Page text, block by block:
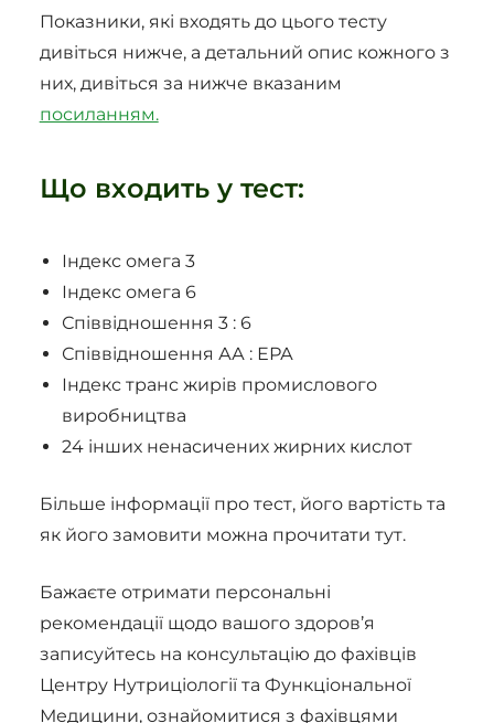
Показники, які входять до цього тесту
дивіться нижче, а детальний опис кожного з
них, дивіться за нижче вказаним
посиланням.
Що входить у тест:
Індекс омега 3
Індекс омега 6
Співвідношення 3 : 6
Співвідношення АА : ЕРА
Індекс транс жирів промислового
виробництва
24 інших ненасичених жирних кислот
Більше інформації про тест, його вартість та
як його замовити можна прочитати тут.
Бажаєте отримати персональні
рекомендації щодо вашого здоров’я
записуйтесь на консультацію до фахівців
Центру Нутриціології та Функціональної
Медицини, ознайомитися з фахівцями